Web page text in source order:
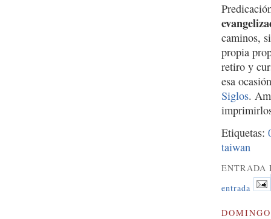
caminos,
propia
retiro y
esa
Siglos.
Etiquetas:
taiwan
ENTRADA
entrada